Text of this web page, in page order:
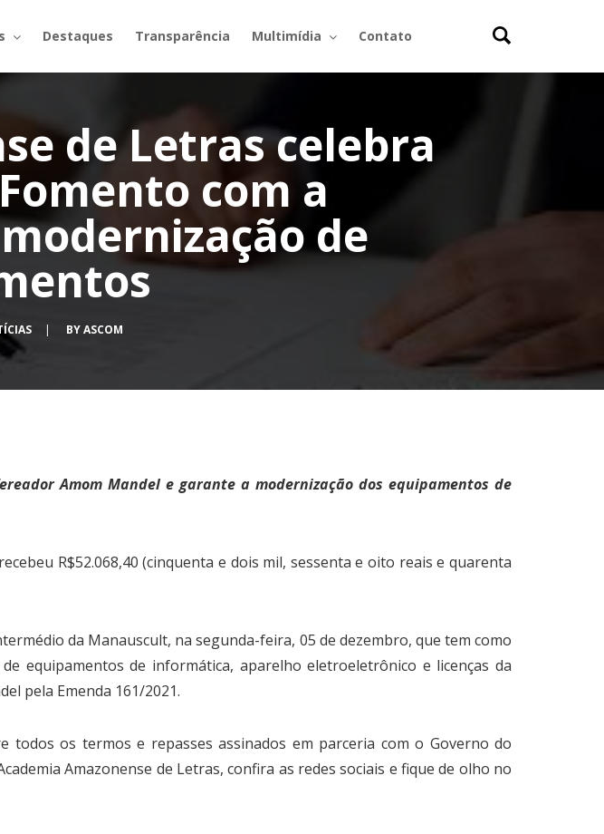
Destaques Transparência Multimídia Contato
de Letras celebra
com a
de
| BYASCOM
Amom Mandel e garante a modernização dos equipamentos de
R$52.068,40 (cinquenta e dois mil, sessenta e oito reais e quarenta
da Manauscult, na segunda-feira, 05 de dezembro, que tem como
equipamentos de informática, aparelho eletroeletrônico e licenças da
pela Emenda 161/2021.
todos os termos e repasses assinados em parceria com o Governo do
Amazonense de Letras, confira as redes sociais e fique de olho no